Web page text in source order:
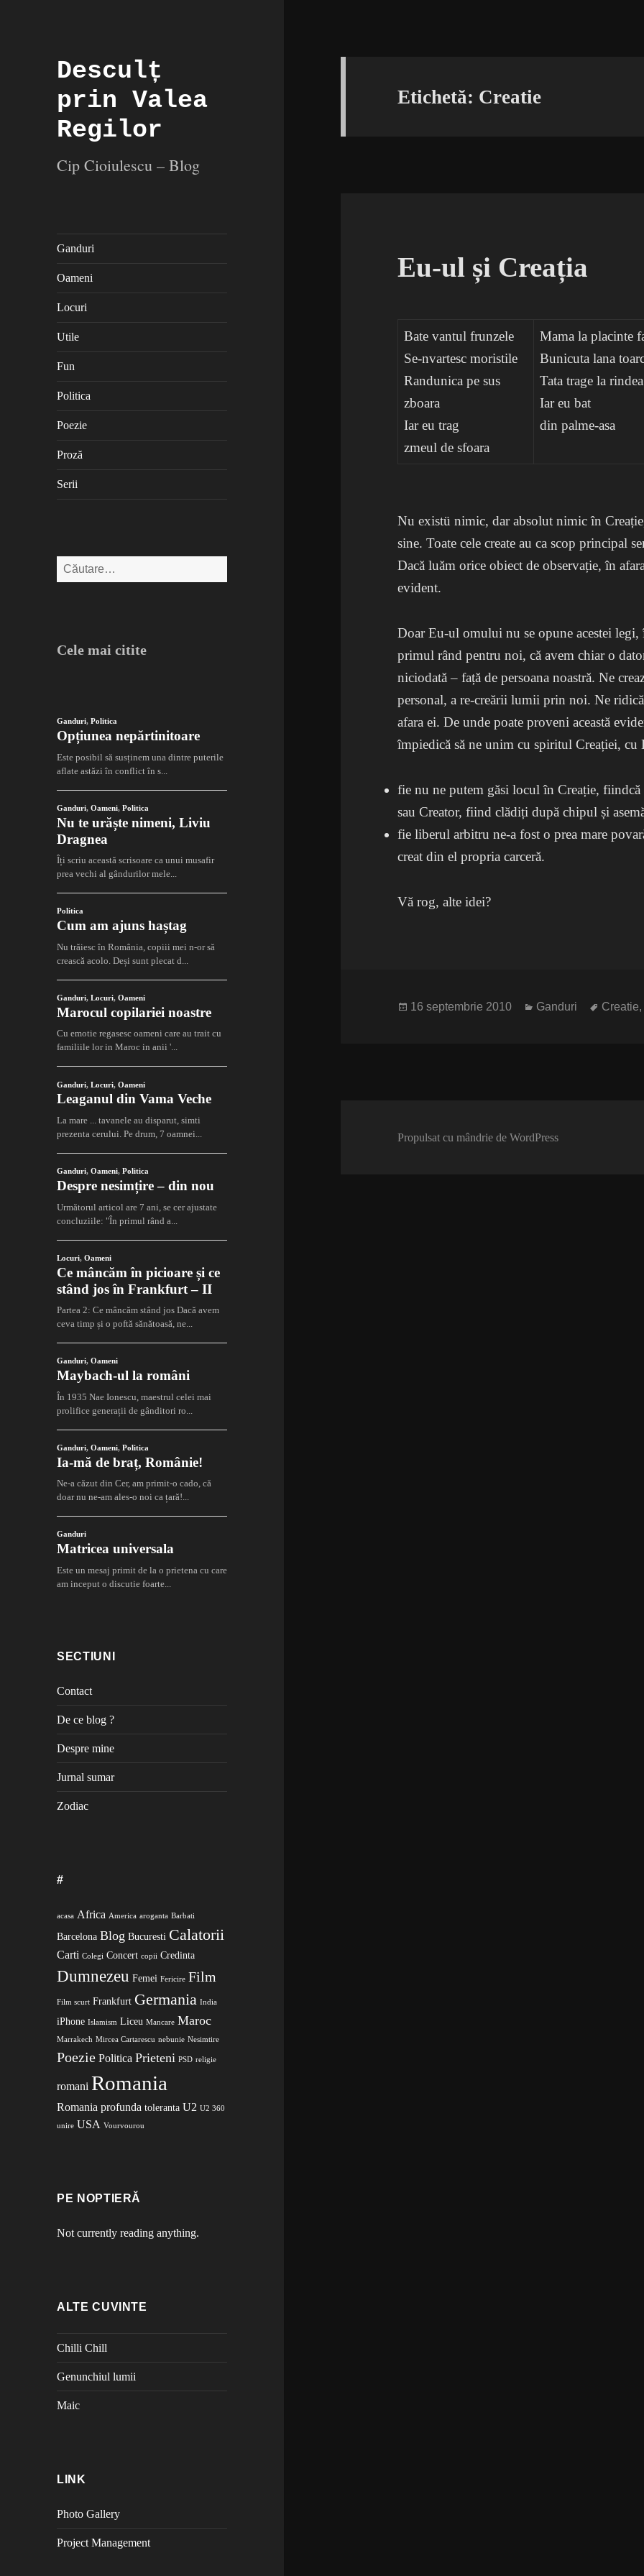
Desculț
prin Valea
Regilor
Cip Cioiulescu – Blog
Ganduri
Oameni
Locuri
Utile
Fun
Politica
Poezie
Proză
Serii
Caută
după:
Cele mai citite
SECTIUNI
Contact
De ce blog ?
Despre mine
Jurnal sumar
Zodiac
#
acasa Africa America aroganta Barbati
Barcelona Blog Bucuresti Calatorii
Carti Colegi Concert copii Credinta
Dumnezeu Femei Fericire Film
Film scurt Frankfurt Germania India
iPhone Islamism Liceu Mancare Maroc
Marrakech Mircea Cartarescu nebunie Nesimtire
Poezie Politica Prieteni PSD religie
romani Romania
Romania profunda toleranta U2 U2 360
unire USA Vourvourou
PE NOPTIERĂ
Not currently reading anything.
ALTE CUVINTE
Chilli Chill
Genunchiul lumii
Maic
LINK
Photo Gallery
Project Management
Etichetă: Creatie
Eu-ul și Creația
Bate vantul frunzele
Se-nvartesc moristile
Randunica pe sus
zboara
Iar eu trag
zmeul de sfoara
Mama la placinte
Bunicuta lana
Tata trage la rindea
Iar eu bat
din palme-asa
Nu existü nimic, dar absolut nimic în
sine. Toate cele create au ca scop principal
Dacă luăm orice obiect de observație, în
evident.
Doar Eu-ul omului nu se opune acestei legi,
primul rând pentru noi, că avem chiar o
niciodată – față de persoana noastră. Ne
personal, a re-creării lumii prin noi. Ne
afara ei. De unde poate proveni această
împiedică să ne unim cu spiritul Creației,
fie nu ne putem găsi locul în Creație,
sau Creator, fiind clădiți după chipul și
fie liberul arbitru ne-a fost o prea mare
creat din el propria carceră.
Vă rog, alte idei?
Publicat
16 septembrie 2010 Categorii
Ganduri Etichete
Creatie,
Propulsat cu mândrie de WordPress